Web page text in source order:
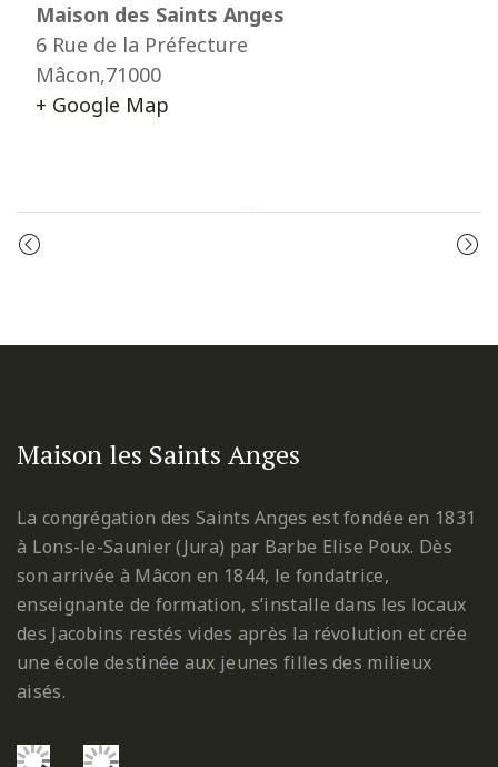
Maison des Saints Anges
6 Rue de la Préfecture
Mâcon,71000
+ Google Map
Event
Maison les Saints Anges
La congrégation des Saints Anges est fondée en 1831
à Lons-le-Saunier (Jura) par Barbe Elise Poux. Dès
son arrivée à Mâcon en 1844, le fondatrice,
enseignante de formation, s’installe dans les locaux
des Jacobins restés vides après la révolution et crée
une école destinée aux jeunes filles des milieux
aisés.